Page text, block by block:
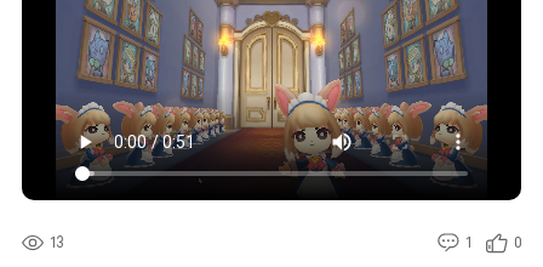
与【花的溟水深蓝】，虽战损被全面压制、始终处于下风，却仍未放弃反扑
——日前双方于【汾丘】附近对峙，【皇朝天下】今日突破防线，【戰九州】
预计今晚宣战汾丘；【花的溟水深蓝】同步宣战【星河璀璨】11级城【长
社】。面对对手的优
13 1 0